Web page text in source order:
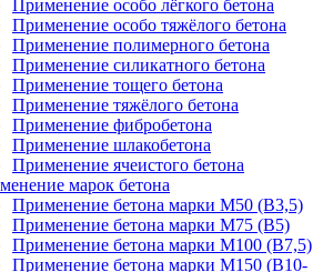
Применение особо лёгкого бетона
Применение особо тяжёлого бетона
Применение полимерного бетона
Применение силикатного бетона
Применение тощего бетона
Применение тяжёлого бетона
Применение фибробетона
Применение шлакобетона
Применение ячеистого бетона
марок бетона
Применение бетона марки М50 (В3,5)
Применение бетона марки М75 (B5)
Применение бетона марки М100 (В7,5)
Применение бетона марки М150 (В10-